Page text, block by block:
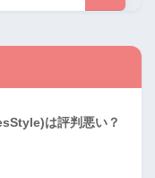
は評判悪い？